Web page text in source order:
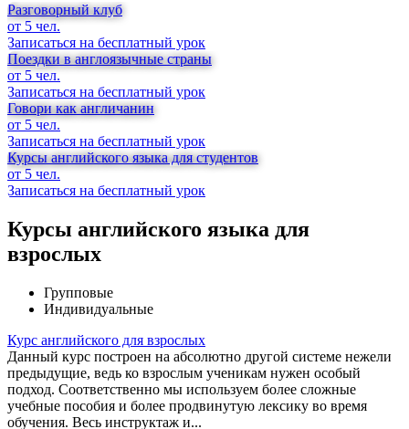
Разговорный клуб
от 5 чел.
Записаться на бесплатный урок
Поездки в англоязычные страны
от 5 чел.
Записаться на бесплатный урок
Говори как англичанин
от 5 чел.
Записаться на бесплатный урок
Курсы английского языка для студентов
от 5 чел.
Записаться на бесплатный урок
Курсы английского языка для
взрослых
Групповые
Индивидуальные
Курс английского для взрослых
Данный курс построен на абсолютно другой системе нежели
предыдущие, ведь ко взрослым ученикам нужен особый
подход. Соответственно мы используем более сложные
учебные пособия и более продвинутую лексику во время
обучения. Весь инструктаж и...